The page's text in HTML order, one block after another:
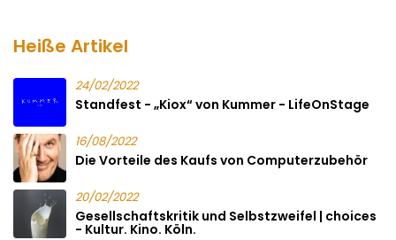
Heiße Artikel
24/02/2022
Standfest - „Kiox“ von Kummer - LifeOnStage
16/08/2022
Die Vorteile des Kaufs von Computerzubehör
20/02/2022
Gesellschaftskritik und Selbstzweifel | choices
- Kultur. Kino. Köln.